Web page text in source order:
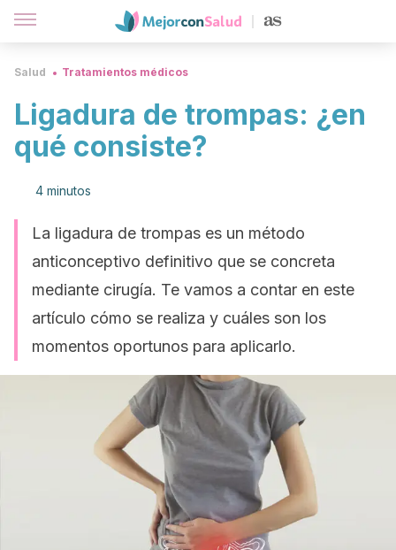
Salud Tratamientos médicos
Ligadura de trompas: ¿en
qué consiste?
4 minutos
La ligadura de trompas es un método
anticonceptivo definitivo que se concreta
mediante cirugía. Te vamos a contar en este
artículo cómo se realiza y cuáles son los
momentos oportunos para aplicarlo.